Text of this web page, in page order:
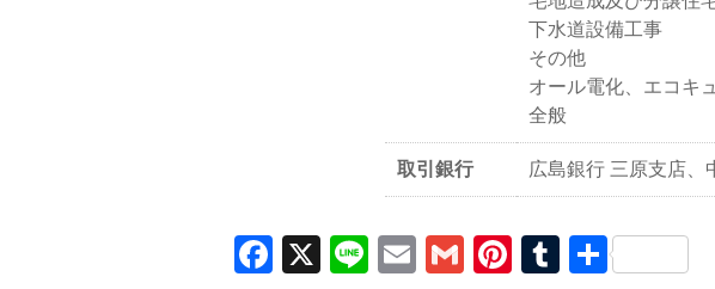
下水道設備工事
その他
オール電化、エコキ
全般
取引銀行 広島銀行 三原支店、
Facebook
X LineEmailGmailPinterest
Tumblr
共